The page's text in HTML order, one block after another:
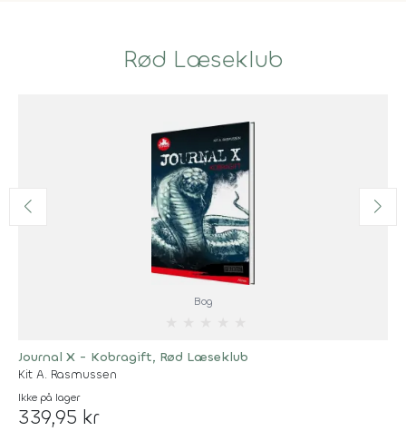
Rød Læseklub
Bog
Journal X - Kobragift, Rød Læseklub
Kit A. Rasmussen
Ikke på lager
339,95 kr